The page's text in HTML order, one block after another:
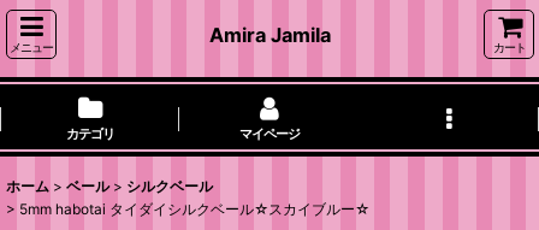
メニュー
Amira Jamila
カート
カテゴリ マイページ
ホーム > ベール > シルクベール
> 5mm habotai タイダイシルクベール☆スカイブルー☆